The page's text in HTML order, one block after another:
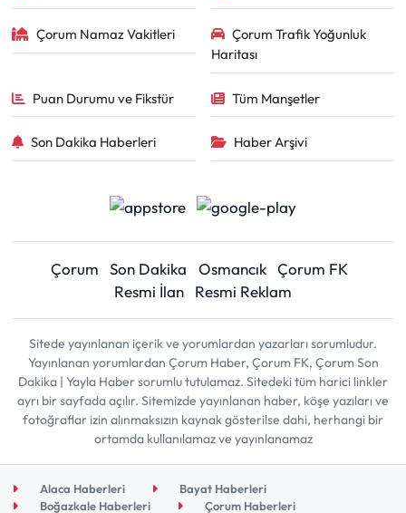
Çorum Namaz Vakitleri
Çorum Trafik Yoğunluk
Haritası
Puan Durumu ve Fikstür Tüm Manşetler
Son Dakika Haberleri Haber Arşivi
Çorum Son Dakika Osmancık Çorum FK
Resmi İlan
Resmi Reklam
Sitede yayınlanan içerik ve yorumlardan yazarları sorumludur.
Yayınlanan yorumlardan Çorum Haber, Çorum FK, Çorum Son
Dakika | Yayla Haber sorumlu tutulamaz. Sitedeki tüm harici linkler
ayrı bir sayfada açılır. Sitemizde yayınlanan haber, köşe yazıları ve
fotoğraflar izin alınmaksızın kaynak gösterilse dahi, herhangi bir
ortamda kullanılamaz ve yayınlanamaz
Alaca Haberleri
Bayat Haberleri
Boğazkale Haberleri
Çorum Haberleri